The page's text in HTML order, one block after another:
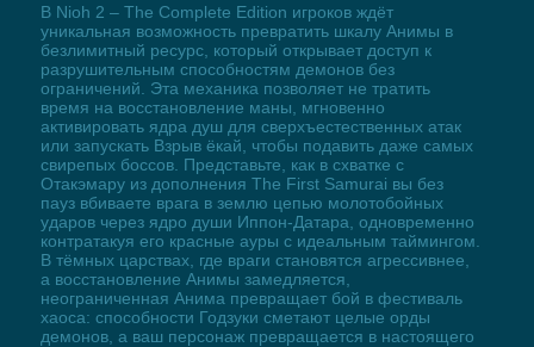
В Nioh 2 – The Complete Edition игроков ждёт
уникальная возможность превратить шкалу Анимы в
безлимитный ресурс, который открывает доступ к
разрушительным способностям демонов без
ограничений. Эта механика позволяет не тратить
время на восстановление маны, мгновенно
активировать ядра душ для сверхъестественных атак
или запускать Взрыв ёкай, чтобы подавить даже самых
свирепых боссов. Представьте, как в схватке с
Отакэмару из дополнения The First Samurai вы без
пауз вбиваете врага в землю цепью молотобойных
ударов через ядро души Иппон-Датара, одновременно
контратакуя его красные ауры с идеальным таймингом.
В тёмных царствах, где враги становятся агрессивнее,
а восстановление Анимы замедляется,
неограниченная Анима превращает бой в фестиваль
хаоса: способности Годзуки сметают целые орды
демонов, а ваш персонаж превращается в настоящего